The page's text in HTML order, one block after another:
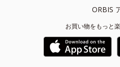
ORBIS
お買い物をもっと